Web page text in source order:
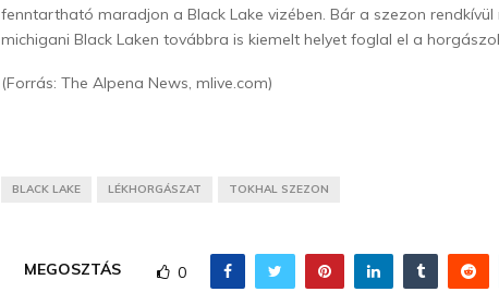
fenntartható maradjon a Black Lake vizében. Bár a szezon
michigani Black Laken továbbra is kiemelt helyet foglal el a
(Forrás: The Alpena News, mlive.com)
BLACK LAKE LÉKHORGÁSZAT TOKHAL SZEZON
MEGOSZTÁS 0